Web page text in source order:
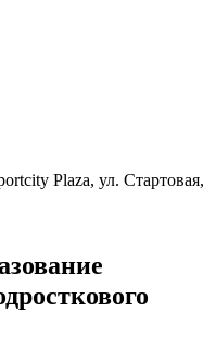
Plaza, ул. Стартовая,